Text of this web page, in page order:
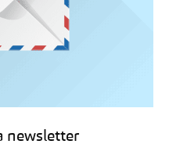
newsletter